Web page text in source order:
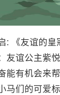
: 《友谊的皇
友谊公主紫
能有机会来
马们的可爱